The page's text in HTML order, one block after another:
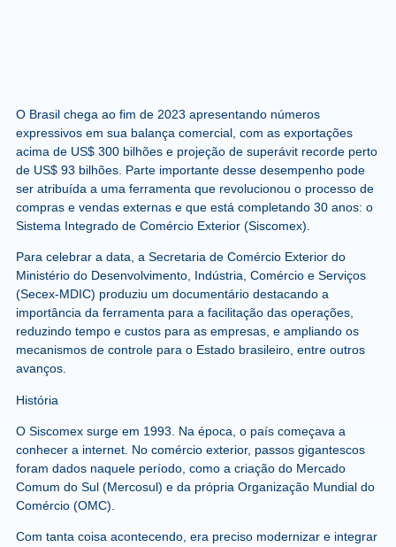
O Brasil chega ao fim de 2023 apresentando números
expressivos em sua balança comercial, com as exportações
acima de US$ 300 bilhões e projeção de superávit recorde perto
de US$ 93 bilhões. Parte importante desse desempenho pode
ser atribuída a uma ferramenta que revolucionou o processo de
compras e vendas externas e que está completando 30 anos: o
Sistema Integrado de Comércio Exterior (Siscomex).
Para celebrar a data, a Secretaria de Comércio Exterior do
Ministério do Desenvolvimento, Indústria, Comércio e Serviços
(Secex-MDIC) produziu um documentário destacando a
importância da ferramenta para a facilitação das operações,
reduzindo tempo e custos para as empresas, e ampliando os
mecanismos de controle para o Estado brasileiro, entre outros
avanços.
História
O Siscomex surge em 1993. Na época, o país começava a
conhecer a internet. No comércio exterior, passos gigantescos
foram dados naquele período, como a criação do Mercado
Comum do Sul (Mercosul) e da própria Organização Mundial do
Comércio (OMC).
Com tanta coisa acontecendo, era preciso modernizar e integrar